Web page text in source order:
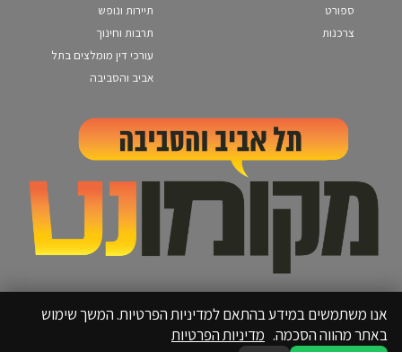
ספורט
צרכנות
תיירות ונופש
תרבות וחינוך
עורכי דין מומלצים בתל
אביב והסביבה
אנו משתמשים במידע בהתאם למדיניות הפרטיות. המשך שימוש
באתר מהווה הסכמה. מדיניות הפרטיות